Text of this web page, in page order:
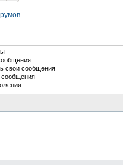
свои сообщения
сообщения